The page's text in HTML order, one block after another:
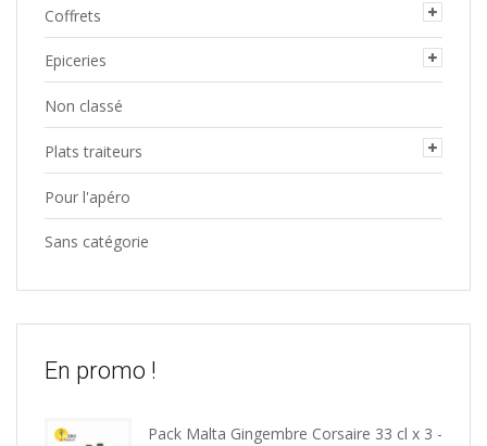
Coffrets
Epiceries
Non classé
Plats traiteurs
Pour l'apéro
Sans catégorie
En promo !
Pack Malta Gingembre Corsaire 33 cl x 3 -